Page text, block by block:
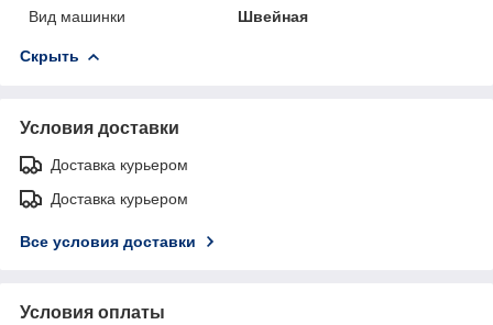
Вид машинки
Швейная
Скрыть
Условия доставки
Доставка курьером
Доставка курьером
Все условия доставки
Условия оплаты